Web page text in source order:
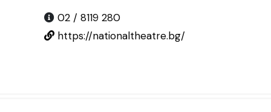
02 / 8119 280
https://nationaltheatre.bg/